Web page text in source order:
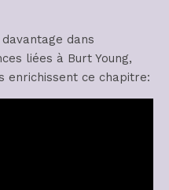
dans
liées à Burt Young,
enrichissent ce chapitre: